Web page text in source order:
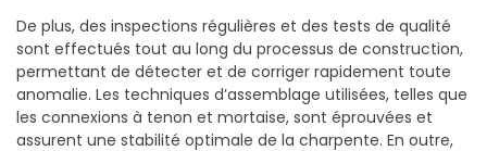
De plus, des inspections régulières et des tests de qualité
sont effectués tout au long du processus de construction,
permettant de détecter et de corriger rapidement toute
anomalie. Les techniques d’assemblage utilisées, telles que
les connexions à tenon et mortaise, sont éprouvées et
assurent une stabilité optimale de la charpente. En outre,